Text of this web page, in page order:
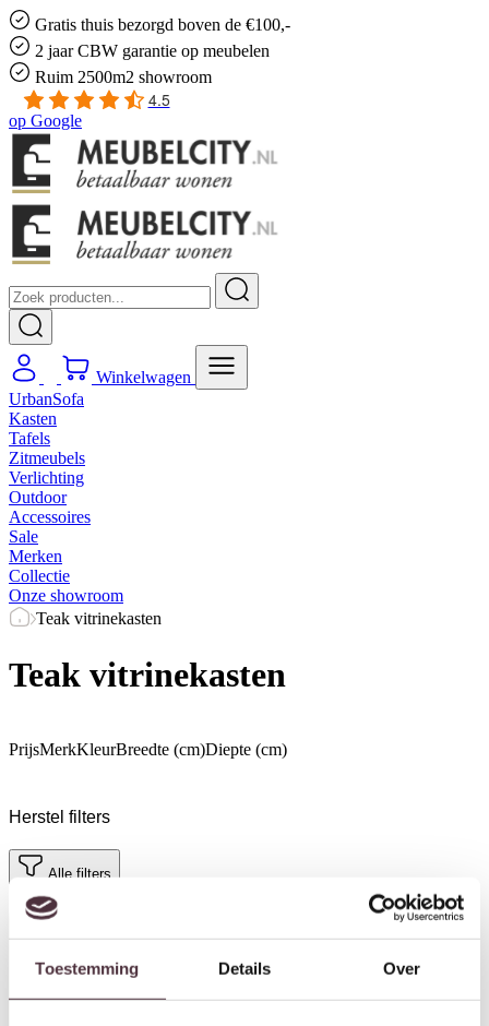
Toestemming Details Over
Gratis thuis bezorgd boven de €100,-
2 jaar CBW garantie op meubelen
Ruim 2500m2 showroom
4.5
op Google
Winkelwagen
UrbanSofa
Kasten
Tafels
Zitmeubels
Verlichting
Outdoor
Accessoires
Sale
Merken
Collectie
Onze showroom
Teak vitrinekasten
Teak vitrinekasten
PrijsMerkKleurBreedte (cm)Diepte (cm)
Herstel filters
Alle filters